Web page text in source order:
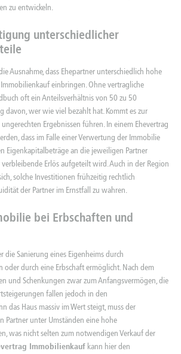
zu entwickeln.
unterschiedlicher
Ausnahme, dass Ehepartner unterschiedlich hohe
einbringen. Ohne vertragliche
oft ein Anteilsverhältnis von 50 zu 50
davon, wer wie viel bezahlt hat. Kommt es zur
Ergebnissen führen. In einem Ehevertrag
dass im Falle einer Verwertung der Immobilie
Eigenkapitalbeträge an die jeweiligen Partner
Erlös aufgeteilt wird. Auch in der Region
solche Investitionen frühzeitig rechtlich
der Partner im Ernstfall zu wahren.
bei Erbschaften und
die Sanierung eines Eigenheims durch
oder durch eine Erbschaft ermöglicht. Nach dem
und Schenkungen zwar zum Anfangsvermögen, die
fallen jedoch in den
das Haus massiv im Wert steigt, muss der
Partner unter Umständen eine hohe
was nicht selten zum notwendigen Verkauf der
Immobilienkauf kann hier den